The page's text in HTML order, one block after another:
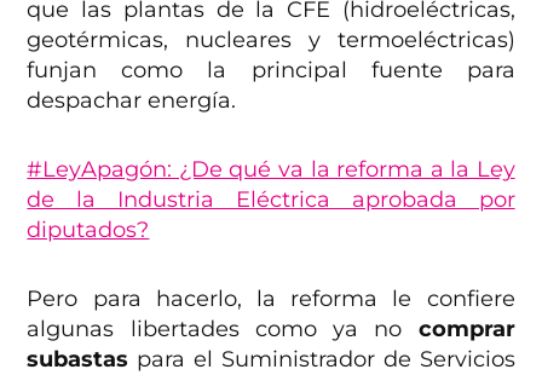
que las plantas de la CFE (hidroeléctricas,
geotérmicas, nucleares y termoeléctricas)
funjan como la principal fuente para
despachar energía.
#LeyApagón: ¿De qué va la reforma a la Ley
de la Industria Eléctrica aprobada por
diputados?
Pero para hacerlo, la reforma le confiere
algunas libertades como ya no comprar
subastas para el Suministrador de Servicios